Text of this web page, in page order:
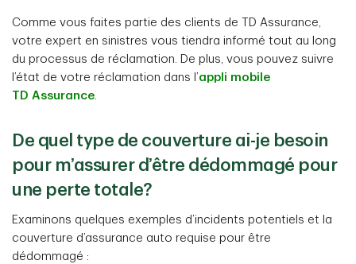
Comme vous faites partie des clients de TD Assurance,
votre expert en sinistres vous tiendra informé tout au long
du processus de réclamation. De plus, vous pouvez suivre
l’état de votre réclamation dans l’appli mobile
TD Assurance.
De quel type de couverture ai-je besoin
pour m’assurer d’être dédommagé pour
une perte totale?
Examinons quelques exemples d’incidents potentiels et la
couverture d’assurance auto requise pour être
dédommagé :